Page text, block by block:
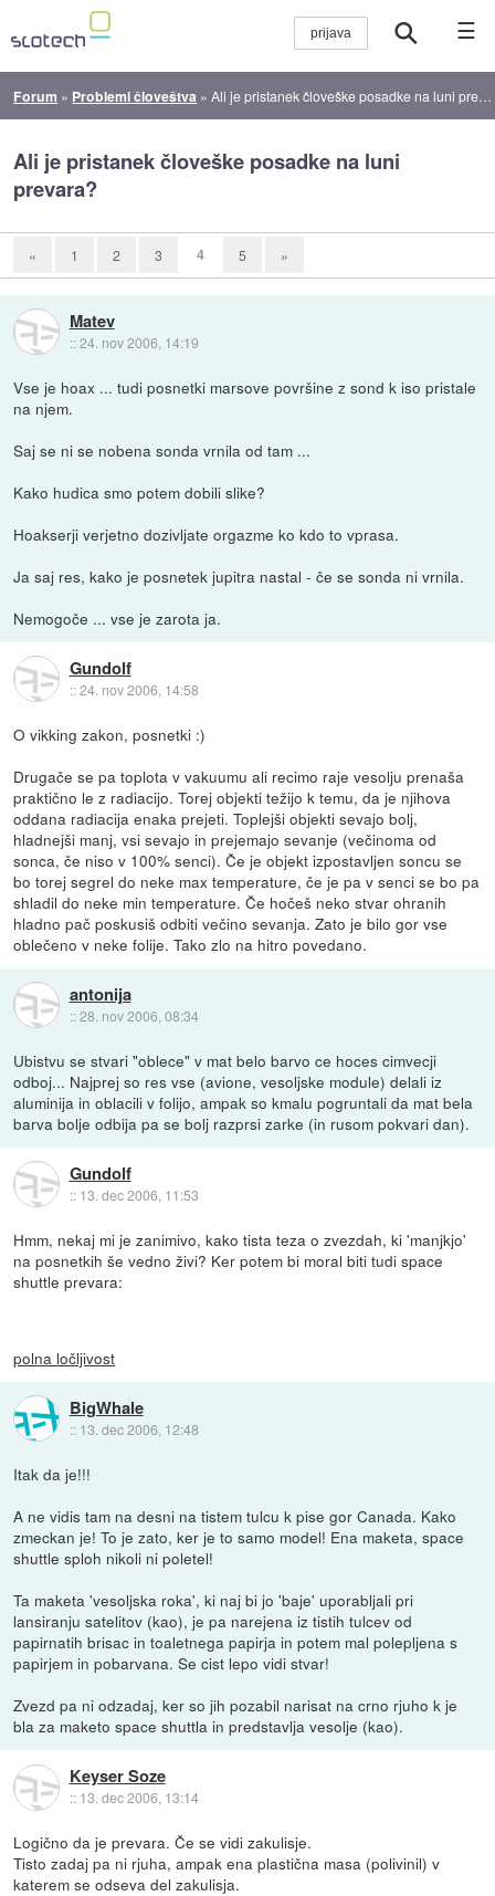
☰
Forum » Problemi človeštva »Ali je pristanek človeške posadke na luni prevara?
Ali je pristanek človeške posadke na luni
prevara?
« 1 2 3 4 5 »
Matev
::24. nov 2006, 14:19
Vse je hoax ... tudi posnetki marsove površine z sond k iso pristale
na njem.
Saj se ni se nobena sonda vrnila od tam ...
Kako hudica smo potem dobili slike?
Hoakserji verjetno dozivljate orgazme ko kdo to vprasa.
Ja saj res, kako je posnetek jupitra nastal - če se sonda ni vrnila.
Nemogoče ... vse je zarota ja.
Gundolf
::24. nov 2006, 14:58
O vikking zakon, posnetki :)
Drugače se pa toplota v vakuumu ali recimo raje vesolju prenaša
praktično le z radiacijo. Torej objekti težijo k temu, da je njihova
oddana radiacija enaka prejeti. Toplejši objekti sevajo bolj,
hladnejši manj, vsi sevajo in prejemajo sevanje (večinoma od
sonca, če niso v 100% senci). Če je objekt izpostavljen soncu se
bo torej segrel do neke max temperature, če je pa v senci se bo pa
shladil do neke min temperature. Če hočeš neko stvar ohranih
hladno pač poskusiš odbiti večino sevanja. Zato je bilo gor vse
oblečeno v neke folije. Tako zlo na hitro povedano.
antonija
::28. nov 2006, 08:34
Ubistvu se stvari "oblece" v mat belo barvo ce hoces cimvecji
odboj... Najprej so res vse (avione, vesoljske module) delali iz
aluminija in oblacili v folijo, ampak so kmalu pogruntali da mat bela
barva bolje odbija pa se bolj razprsi zarke (in rusom pokvari dan).
Gundolf
:: 13. dec 2006, 11:53
Hmm, nekaj mi je zanimivo, kako tista teza o zvezdah, ki 'manjkjo'
na posnetkih še vedno živi? Ker potem bi moral biti tudi space
shuttle prevara:
polna ločljivost
BigWhale
:: 13. dec 2006, 12:48
Itak da je!!!
A ne vidis tam na desni na tistem tulcu k pise gor Canada. Kako
zmeckan je! To je zato, ker je to samo model! Ena maketa, space
shuttle sploh nikoli ni poletel!
Ta maketa 'vesoljska roka', ki naj bi jo 'baje' uporabljali pri
lansiranju satelitov (kao), je pa narejena iz tistih tulcev od
papirnatih brisac in toaletnega papirja in potem mal polepljena s
papirjem in pobarvana. Se cist lepo vidi stvar!
Zvezd pa ni odzadaj, ker so jih pozabil narisat na crno rjuho k je
bla za maketo space shuttla in predstavlja vesolje (kao).
Keyser Soze
:: 13. dec 2006, 13:14
Logično da je prevara. Če se vidi zakulisje.
Tisto zadaj pa ni rjuha, ampak ena plastična masa (polivinil) v
katerem se odseva del zakulisja.